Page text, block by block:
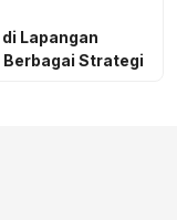
Lapangan
Berbagai Strategi